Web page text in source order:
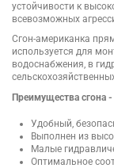
устойчивости к
всевозможных
Сгон-американка
используется для
водоснабжения, в
Преимущества сгона
Удобный,
Выполнен из
Малые
Оптимальное